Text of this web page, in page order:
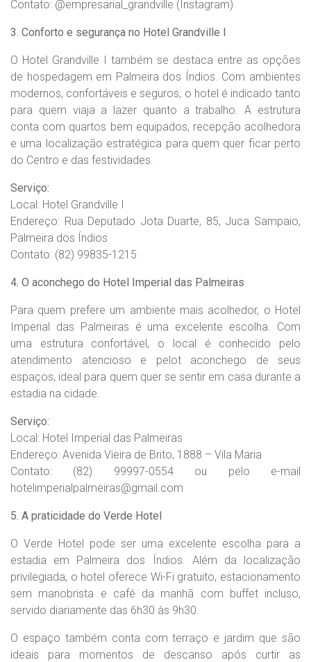
Contato: @empresarial_grandville (Instagram)
3. Conforto e segurança no Hotel Grandville I
O Hotel Grandville I também se destaca entre as opções
de hospedagem em Palmeira dos Índios. Com ambientes
modernos, confortáveis e seguros, o hotel é indicado tanto
para quem viaja a lazer quanto a trabalho. A estrutura
conta com quartos bem equipados, recepção acolhedora
e uma localização estratégica para quem quer ficar perto
do Centro e das festividades.
Serviço:
Local: Hotel Grandville I
Endereço: Rua Deputado Jota Duarte, 85, Juca Sampaio,
Palmeira dos Índios
Contato: (82) 99835-1215
4. O aconchego do Hotel Imperial das Palmeiras
Para quem prefere um ambiente mais acolhedor, o Hotel
Imperial das Palmeiras é uma excelente escolha. Com
uma estrutura confortável, o local é conhecido pelo
atendimento atencioso e pelot aconchego de seus
espaços, ideal para quem quer se sentir em casa durante a
estadia na cidade.
Serviço:
Local: Hotel Imperial das Palmeiras
Endereço: Avenida Vieira de Brito, 1888 – Vila Maria
Contato: (82) 99997-0554 ou pelo e-mail
hotelimperialpalmeiras@gmail.com
5. A praticidade do Verde Hotel
O Verde Hotel pode ser uma excelente escolha para a
estadia em Palmeira dos Índios. Além da localização
privilegiada, o hotel oferece Wi-Fi gratuito, estacionamento
sem manobrista e café da manhã com buffet incluso,
servido diariamente das 6h30 às 9h30.
O espaço também conta com terraço e jardim que são
ideais para momentos de descanso após curtir as